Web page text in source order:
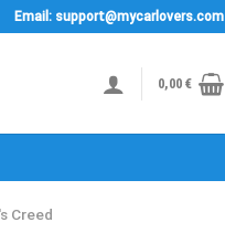
Email: support@mycarlovers.com
0,00€
Creed